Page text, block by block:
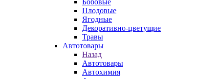
Плодовые
Ягодные
Декоративно-цветущие
Травы
Автотовары
Назад
Автотовары
Автохимия